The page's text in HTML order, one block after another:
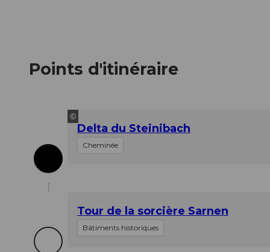
Points d'itinéraire
©
Delta du Steinibach
Cheminée
Tour de la sorcière Sarnen
Bâtiments historiques